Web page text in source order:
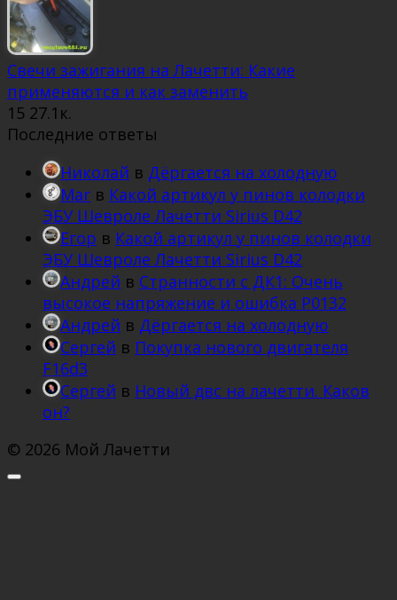
Свечи зажигания на Лачетти: Какие
применяются и как заменить
15 27.1к.
Последние ответы
Николай в Дёргается на холодную
Mar в Какой артикул у пинов колодки
ЭБУ Шевроле Лачетти Sirius D42
Егор в Какой артикул у пинов колодки
ЭБУ Шевроле Лачетти Sirius D42
Андрей в Странности с ДК1: Очень
высокое напряжение и ошибка Р0132
Андрей в Дёргается на холодную
Сергей в Покупка нового двигателя
F16d3
Сергей в Новый двс на лачетти. Каков
он?
© 2026 Мой Лачетти